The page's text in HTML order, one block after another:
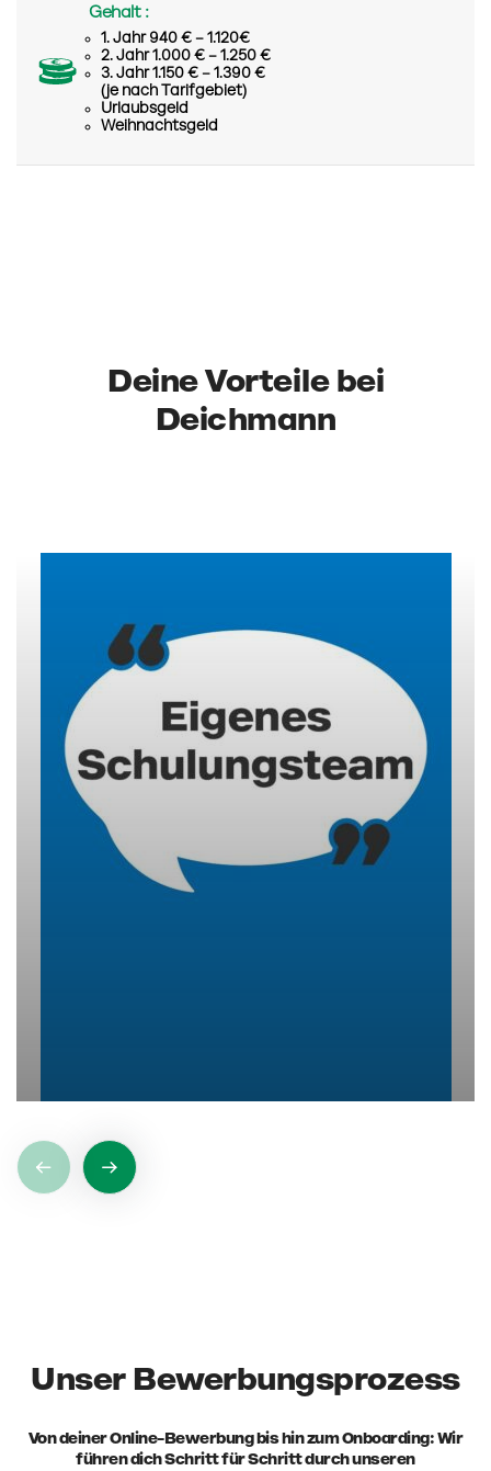
Gehalt :
1. Jahr 940 € – 1.120€
2. Jahr 1.000 € – 1.250 €
3. Jahr 1.150 € – 1.390 €
(je nach Tarifgebiet)
Urlaubsgeld
Weihnachtsgeld
Deine Vorteile bei
Deichmann
Unser Bewerbungsprozess
Von deiner Online-Bewerbung bis hin zum Onboarding: Wir
führen dich Schritt für Schritt durch unseren